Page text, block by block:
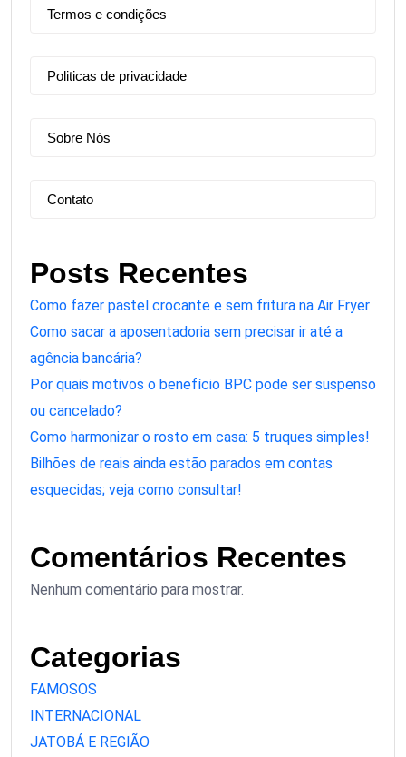
Termos e condições
Politicas de privacidade
Sobre Nós
Contato
Posts Recentes
Como fazer pastel crocante e sem fritura na Air Fryer
Como sacar a aposentadoria sem precisar ir até a
agência bancária?
Por quais motivos o benefício BPC pode ser suspenso
ou cancelado?
Como harmonizar o rosto em casa: 5 truques simples!
Bilhões de reais ainda estão parados em contas
esquecidas; veja como consultar!
Comentários Recentes
Nenhum comentário para mostrar.
Categorias
FAMOSOS
INTERNACIONAL
JATOBÁ E REGIÃO